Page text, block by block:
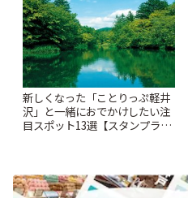
新しくなった「ことりっぷ軽井
沢」と一緒におでかけしたい注
目スポット13選【スタンプラリ